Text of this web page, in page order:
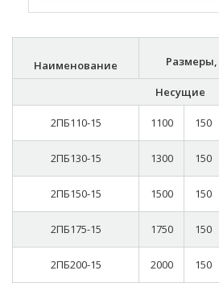
Наименование Размеры,
Несущие
2ПБ110-15 1100 150
2ПБ130-15 1300 150
2ПБ150-15 1500 150
2ПБ175-15 1750 150
2ПБ200-15 2000 150